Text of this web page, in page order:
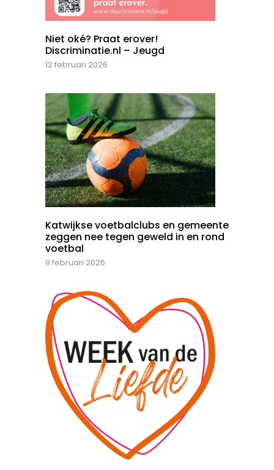
Niet oké? Praat erover!
Discriminatie.nl – Jeugd
12 februari 2026
Katwijkse voetbalclubs en gemeente
zeggen nee tegen geweld in en rond
voetbal
9 februari 2026